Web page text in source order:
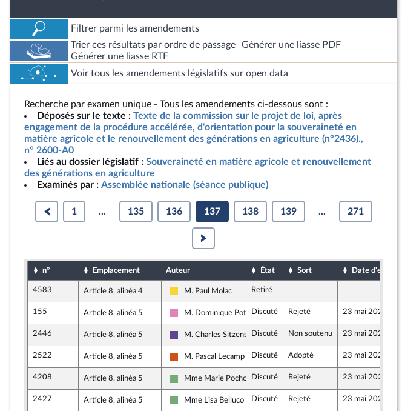
Filtrer parmi les amendements
Trier ces résultats par ordre de passage
Générer une liasse PDF
Générer une liasse RTF
Voir tous les amendements législatifs sur open data
Recherche par examen unique - Tous les amendements ci-dessous sont :
Déposés sur le texte : Texte de la commission sur le projet de loi, après
engagement de la procédure accélérée, d'orientation pour la souveraineté en
matière agricole et le renouvellement des générations en agriculture (n°2436).,
n° 2600-A0
Liés au dossier législatif : Souveraineté en matière agricole et renouvellement
des générations en agriculture
Examinés par : Assemblée nationale (séance publique)
1 ... 135 136 137 138 139 ... 271
n° Emplacement Auteur État Sort Date d'examen
4583 Article 8, alinéa 4
Libertés, Indépendants, Outre-mer et Territoires
M. Paul Molac Retiré
155 Article 8, alinéa 5
Socialistes et apparentés
M. Dominique PotierDiscuté Rejeté 23 mai 2024
2446 Article 8, alinéa 5
Renaissance
M. Charles SitzenstuhlDiscuté Non soutenu 23 mai 2024
2522 Article 8, alinéa 5
Démocrate (MoDem et Indépendants)
M. Pascal Lecamp Discuté Adopté 23 mai 2024
4208 Article 8, alinéa 5
Écologiste - NUPES
Mme Marie Pochon Discuté Rejeté 23 mai 2024
2427 Article 8, alinéa 5
Écologiste - NUPES
Mme Lisa Belluco Discuté Rejeté 23 mai 2024